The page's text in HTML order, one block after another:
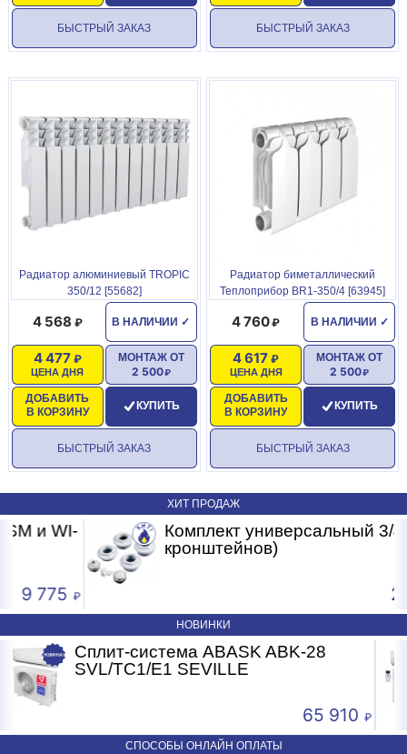
БЫСТРЫЙ ЗАКАЗ БЫСТРЫЙ ЗАКАЗ
Радиатор алюминиевый TROPIC
350/12 [55682]
В НАЛИЧИИ ✓
4 568
ЦЕНА ДНЯ
4 477
ДОБАВИТЬ
В КОРЗИНУ
МОНТАЖ ОТ
2 500
КУПИТЬ
БЫСТРЫЙ ЗАКАЗ
Радиатор биметаллический
Теплоприбор BR1-350/4 [63945]
В НАЛИЧИИ ✓
4 760
ЦЕНА ДНЯ
4 617
ДОБАВИТЬ
В КОРЗИНУ
МОНТАЖ ОТ
2 500
КУПИТЬ
БЫСТРЫЙ ЗАКАЗ
ХИТ ПРОДАЖ
Комплект универсальный 3/4-7 (без
кронштейнов)
НОВИНКИ
Сплит-система ABASK ABK-18
SVL/TC1/E1 SEVILLE
41
СПОСОБЫ ОНЛАЙН ОПЛАТЫ